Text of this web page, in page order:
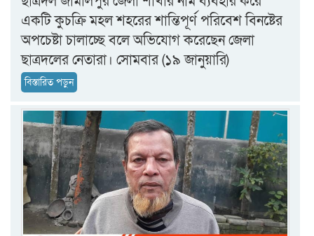
একটি কুচক্রি মহল শহরের শান্তিপূর্ণ পরিবেশ বিনষ্টের
অপচেষ্টা চালাচ্ছে বলে অভিযোগ করেছেন জেলা
ছাত্রদলের নেতারা। সোমবার (১৯ জানুয়ারি)
বিস্তারিত পড়ুন